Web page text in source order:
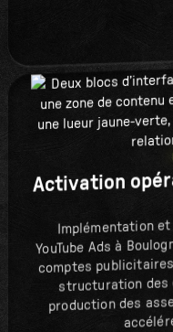
Activation
Implémentation
YouTube Ads à
comptes
structuration des
production des